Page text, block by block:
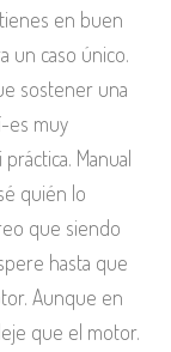
en buen
un caso único.
sostener una
es muy
Manual
quién lo
que siendo
hasta que
Aunque en
que el motor.